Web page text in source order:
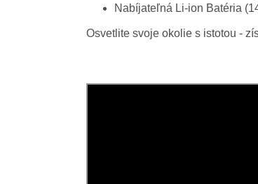
Nabíjateľná Li-ion Batéria
Osvetlite svoje okolie s istotou -